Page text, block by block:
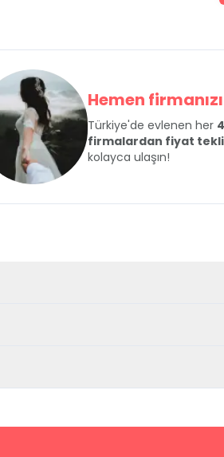
Hemen
Türkiye'de evlenen her
firmalardan fiyat
kolayca ulaşın!